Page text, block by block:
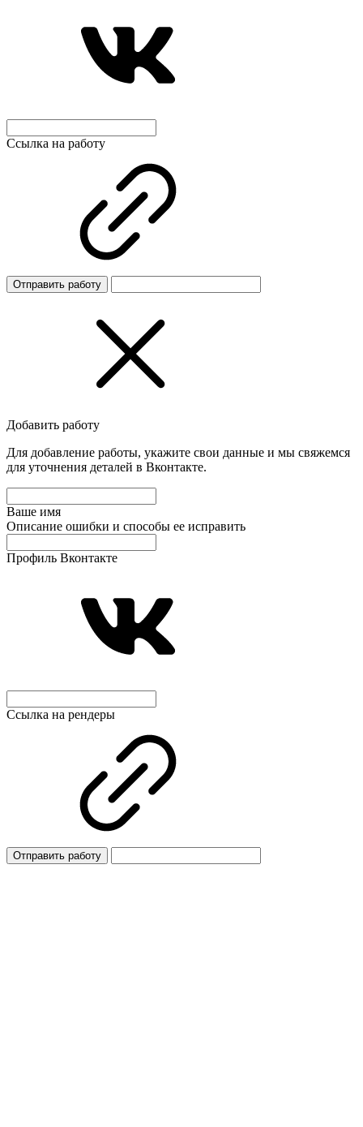
Ссылка на работу
Отправить работу
Добавить работу
Для добавление работы, укажите свои данные и мы свяжемся
для уточнения деталей в Вконтакте.
Ваше имя
Описание ошибки и способы ее исправить
Профиль Вконтакте
Ссылка на рендеры
Отправить работу